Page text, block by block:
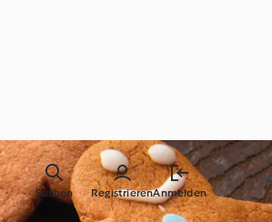
RegistrierenAnmelden
Suchen